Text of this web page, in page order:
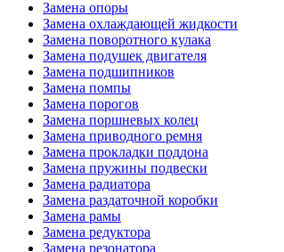
Замена опоры
Замена охлаждающей жидкости
Замена поворотного кулака
Замена подушек двигателя
Замена подшипников
Замена помпы
Замена порогов
Замена поршневых колец
Замена приводного ремня
Замена прокладки поддона
Замена пружины подвески
Замена радиатора
Замена раздаточной коробки
Замена рамы
Замена редуктора
Замена резонатора